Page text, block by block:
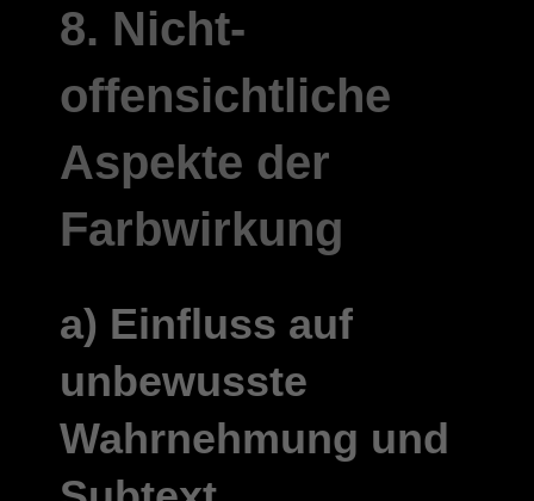
8. Nicht-
offensichtliche
Aspekte der
Farbwirkung
a) Einfluss auf
unbewusste
Wahrnehmung und